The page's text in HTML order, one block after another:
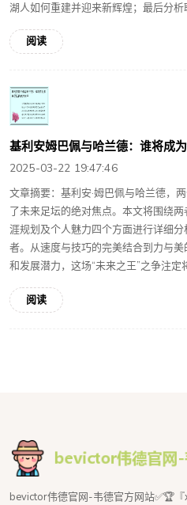
湖人如何重建并迎来新辉煌；最后分析
阅读
基利安姆巴佩与哈兰德：谁将成
2025-03-22 19:47:46
文章摘要：基利安·姆巴佩与哈兰德，
了未来足坛的绝对焦点。本文将围绕
涯规划及个人魅力四个方面进行详细
者。从速度与技巧的完美结合到力与
和发展潜力，这场“未来之王”之争注定
阅读
bevictor伟德官网-韦德官方网站✅🏆